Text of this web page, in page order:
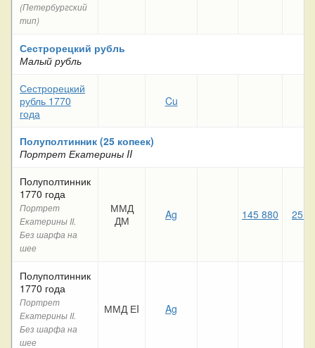
(Петербургский
тип)
Сестрорецкий рубль
Малый рубль
Сестрорецкий
рубль 1770
года
Cu
Полуполтинник (25 копеек)
Портрет Екатерины II
Полуполтинник
1770 года
Портрет
Екатерины II.
Без шарфа на
шее
ММД
ДМ
Ag 145 880 25
Полуполтинник
1770 года
Портрет
Екатерины II.
Без шарфа на
шее
ММД ЕI Ag